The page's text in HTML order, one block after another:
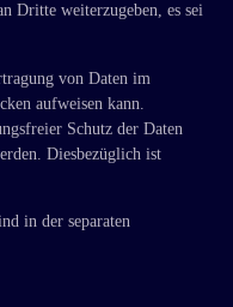
Dritte weiterzugeben, es sei
von Daten im
aufweisen kann.
Schutz der Daten
Diesbezüglich ist
in der separaten